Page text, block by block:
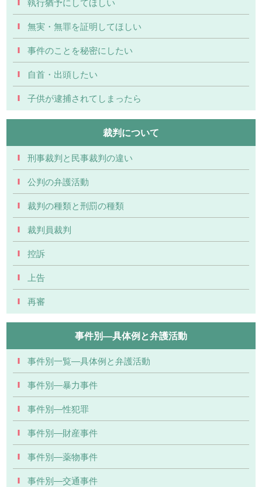
無実・無罪を証明してほしい
事件のことを秘密にしたい
自首・出頭したい
子供が逮捕されてしまったら
裁判について
刑事裁判と民事裁判の違い
公判の弁護活動
裁判の種類と刑罰の種類
裁判員裁判
控訴
上告
再審
事件別―具体例と弁護活動
事件別一覧―具体例と弁護活動
事件別―暴力事件
事件別―性犯罪
事件別―財産事件
事件別―薬物事件
事件別―交通事件